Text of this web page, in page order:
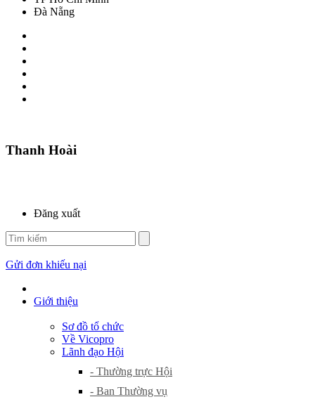
Đà Nẵng
Thanh Hoài
Đăng xuất
Gửi đơn khiếu nại
Giới thiệu
Sơ đồ tổ chức
Về Vicopro
Lãnh đạo Hội
- Thường trực Hội
- Ban Thường vụ